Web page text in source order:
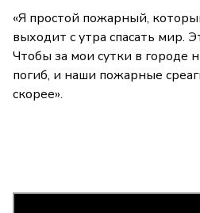
«Я простой пожарный,
выходит с утра спасать мир.
Чтобы за мои сутки в городе
погиб, и наши пожарные
скорее».